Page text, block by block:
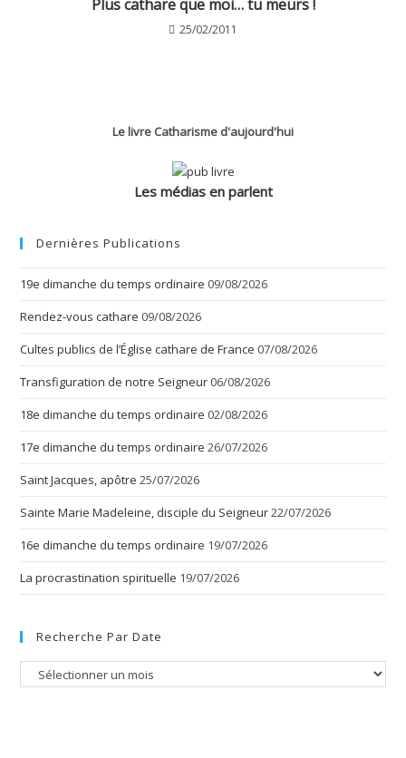
Plus cathare que moi… tu meurs !
25/02/2011
Le livre Catharisme d'aujourd'hui
Les médias en parlent
Dernières Publications
19e dimanche du temps ordinaire 09/08/2026
Rendez-vous cathare 09/08/2026
Cultes publics de l’Église cathare de France 07/08/2026
Transfiguration de notre Seigneur 06/08/2026
18e dimanche du temps ordinaire 02/08/2026
17e dimanche du temps ordinaire 26/07/2026
Saint Jacques, apôtre 25/07/2026
Sainte Marie Madeleine, disciple du Seigneur22/07/2026
16e dimanche du temps ordinaire 19/07/2026
La procrastination spirituelle 19/07/2026
Recherche Par Date
Recherche